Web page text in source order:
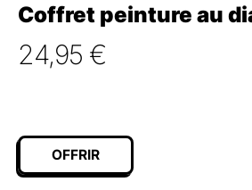
Coffret peinture au
24,95 €
OFFRIR